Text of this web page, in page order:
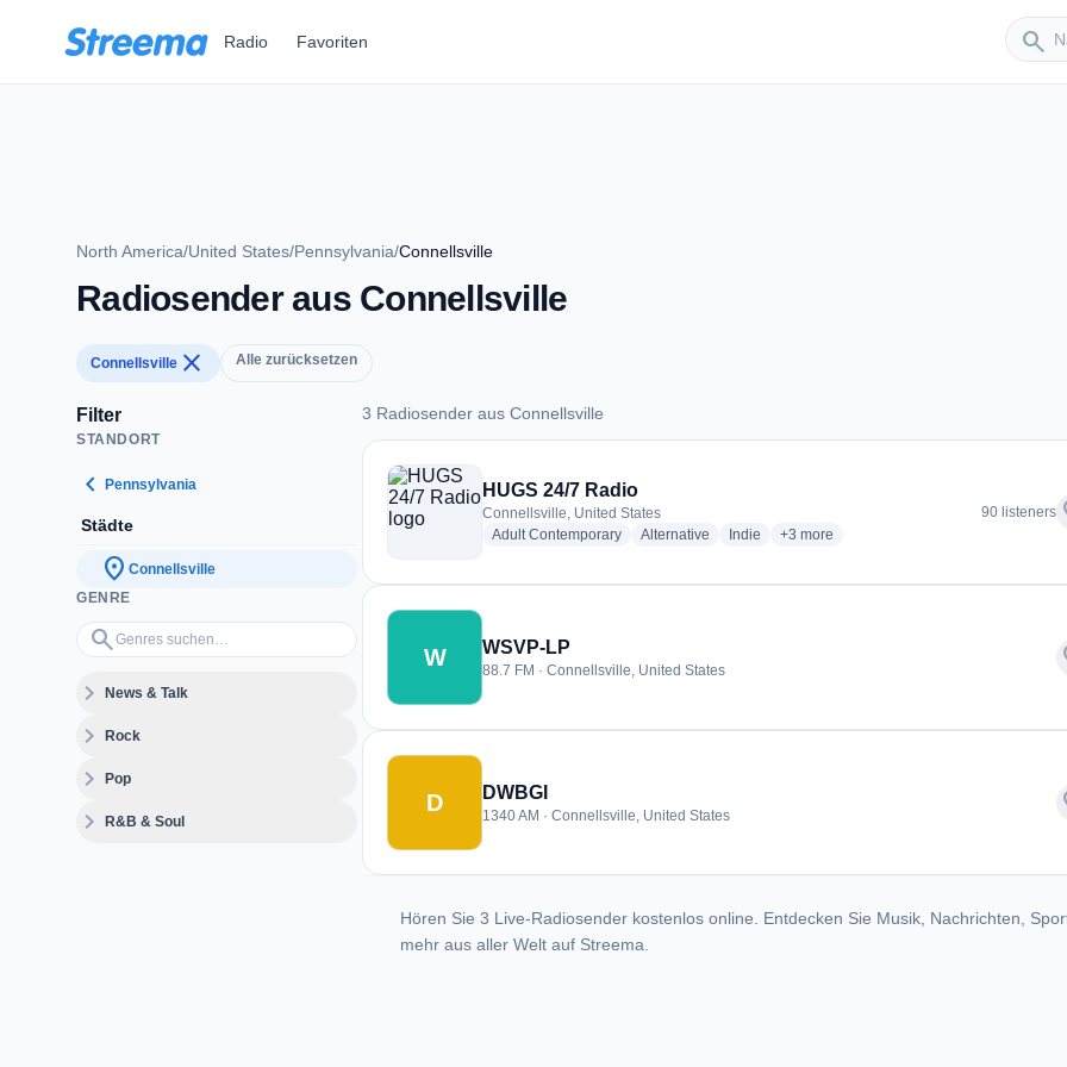
Radio Favoriten search
Sender
North America/United States/Pennsylvania/Connellsville
Radiosender aus Connellsville
Connellsville close Alle zurücksetzen
Filter
STANDORT
chevron_left Pennsylvania
Städte
location_on Connellsville
GENRE
search
Genres suchen…
expand_moreNews & Talk
expand_moreRock
expand_morePop
expand_moreR&B & Soul
3 Radiosender aus Connellsville
3 Radiosender aus Connellsville
HUGS 24/7 Radio
Connellsville, United States
Adult Contemporaryradio stations
Alternative radio stations
Indie radio stations
+3 more genres for HUGS 24/7 Radio
more
90 listeners
W WSVP-LP
88.7 FM · Connellsville, United States
D DWBGI
1340 AM · Connellsville, United States
Hören Sie 3 Live-Radiosender kostenlos online. Entdecken Sie Musik, Nachrichten,
mehr aus aller Welt auf Streema.